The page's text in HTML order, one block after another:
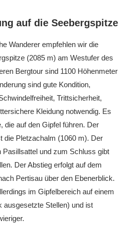
auf die Seebergspitze
Wanderer empfehlen wir die
(2085 m) am Westufer des
Bergtour sind 1100 Höhenmeter
sind gute Kondition,
Trittsicherheit,
Kleidung notwendig. Es
die auf den Gipfel führen. Der
die Pletzachalm (1060 m). Der
Pasillsattel und zum Schluss gibt
Der Abstieg erfolgt auf dem
Pertisau über den Ebenerblick.
im Gipfelbereich auf einem
ausgesetzte Stellen) und ist